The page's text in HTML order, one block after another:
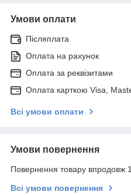
Умови оплати
Післяплата
Оплата на рахунок
Оплата за реквізитами
Оплата карткою Visa,
Всі умови оплати
Умови повернення
Повернення товару впродовж
Всі умови повернення